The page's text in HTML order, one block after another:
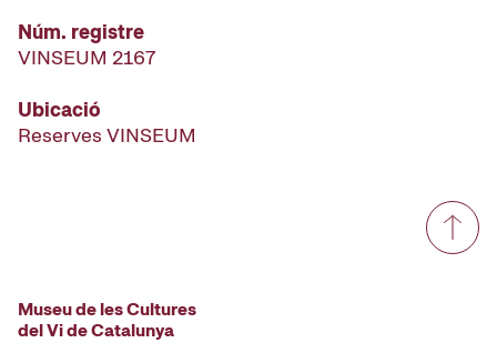
Núm. registre
VINSEUM 2167
Ubicació
Reserves VINSEUM
Museu de les Cultures
del Vi de Catalunya